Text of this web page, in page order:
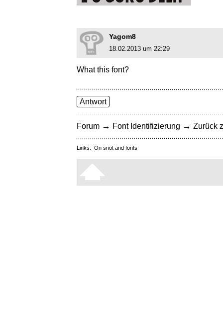
Yagom8
18.02.2013 um 22:29
What this font?
Antwort
Forum → Font Identifizierung → Zurück
Links: On snot and fonts